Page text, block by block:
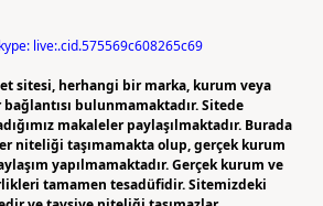
live:.cid.575569c608265c69
sitesi, herhangi bir marka, kurum veya
bulunmamaktadır. Sitede
makaleler paylaşılmaktadır. Burada
niteliği taşımamakta olup, gerçek kurum
yapılmamaktadır. Gerçek kurum ve
tamamen tesadüfidir. Sitemizdeki